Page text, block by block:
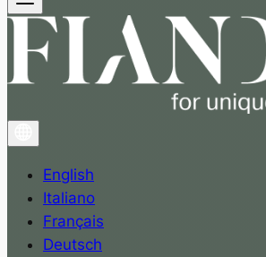
English
Italiano
Français
Deutsch